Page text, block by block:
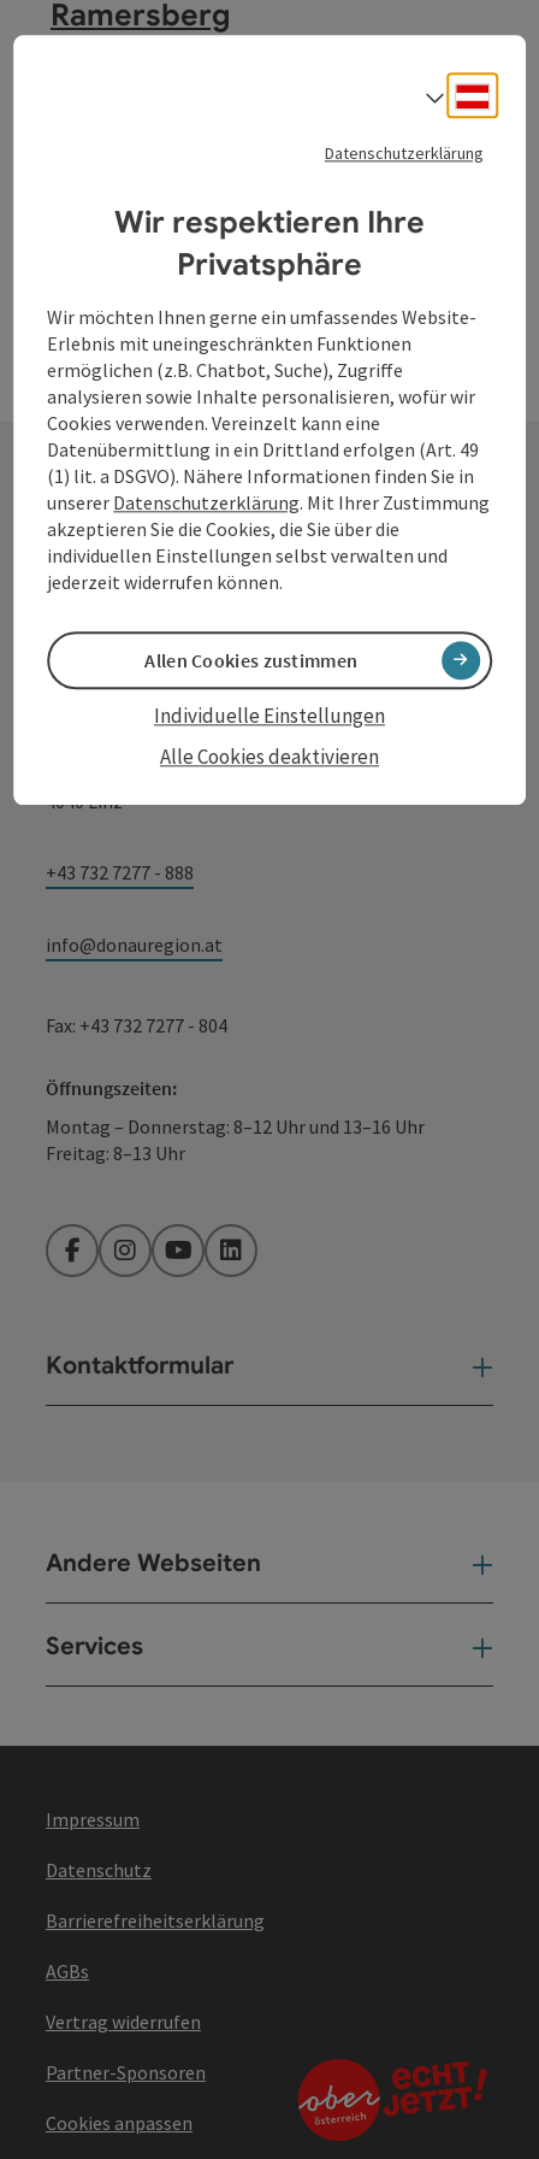
Ramersberg
vielen Wallfahrern aus dem oberen Mühlviertel besucht.
Donnerstag geöffnet
Freitag geöffnet
Samstag geöffnet
Sonntag geöffnet
Feiertag geöffnet
Kontakt
Oberösterreich
WGD Donau Oberösterreich Tourismus
Lindengasse 9
4040 Linz
+43 732 7277 - 888
info@donauregion.at
Fax: +43 732 7277 - 804
Öffnungszeiten:
Montag – Donnerstag: 8–12 Uhr und 13–16 Uhr
Freitag: 8–13 Uhr
FacebookInstagramYouTubeLinkedIn
Kontaktformular
Andere Webseiten
Services
Impressum
Datenschutz
Barrierefreiheitserklärung
AGBs
Vertrag widerrufen
Partner-Sponsoren
Cookies anpassen
Datenschutzerklärung
Wir respektieren Ihre
Privatsphäre
Wir möchten Ihnen gerne ein umfassendes Website-
Erlebnis mit uneingeschränkten Funktionen
ermöglichen (z.B. Chatbot, Suche), Zugriffe
analysieren sowie Inhalte personalisieren, wofür wir
Cookies verwenden. Vereinzelt kann eine
Datenübermittlung in ein Drittland erfolgen (Art. 49
(1) lit. a DSGVO). Nähere Informationen finden Sie in
unserer Datenschutzerklärung. Mit Ihrer Zustimmung
akzeptieren Sie die Cookies, die Sie über die
individuellen Einstellungen selbst verwalten und
jederzeit widerrufen können.
Alle Cookies deaktivieren
Individuelle Einstellungen
Allen Cookies zustimmen